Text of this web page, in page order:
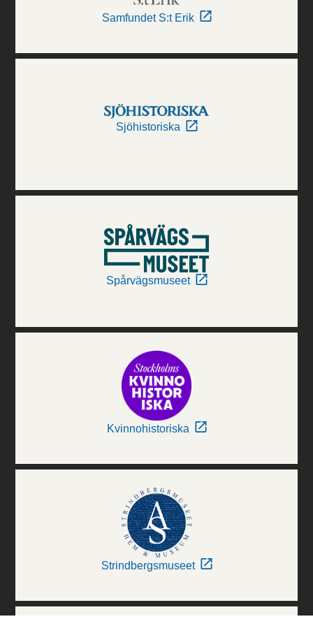
Samfundet S:t Erik
Sjöhistoriska
Spårvägsmuseet
Kvinnohistoriska
Strindbergsmuseet